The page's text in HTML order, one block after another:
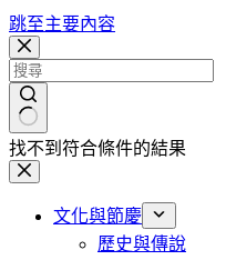
跳至主要內容
找不到符合條件的結果
文化與節慶
歷史與傳說